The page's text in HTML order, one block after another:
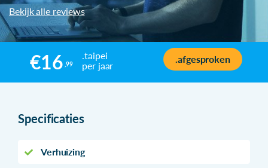
Bekijk alle reviews
€16 ,99
.taipei
per jaar
.afgesproken
Specificaties
Verhuizing